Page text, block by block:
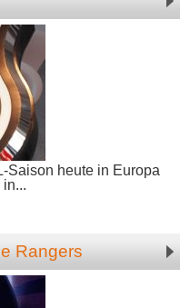
Saison heute in Europa
Rangers